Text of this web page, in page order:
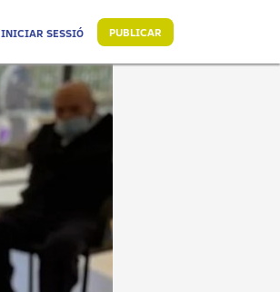
INICIAR SESSIÓ PUBLICAR